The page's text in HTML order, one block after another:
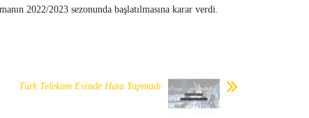
2022/2023 sezonunda başlatılmasına karar verdi.
Türk Telekom Evinde Hata Yapmadı